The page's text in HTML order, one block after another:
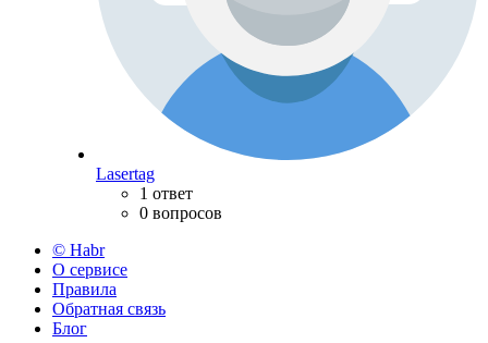
Lasertag
1 ответ
0 вопросов
© Habr
О сервисе
Правила
Обратная связь
Блог